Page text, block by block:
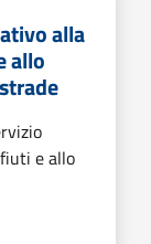
alla
allo
e allo